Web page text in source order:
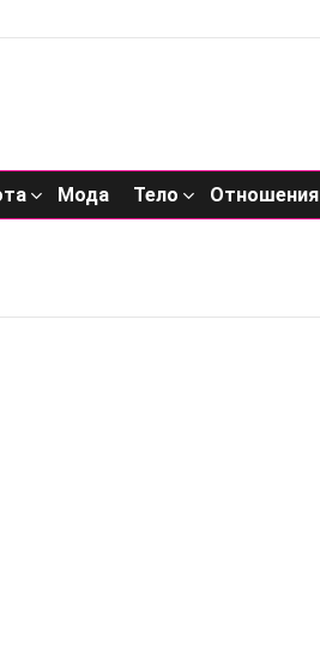
Мода Тело Отношения